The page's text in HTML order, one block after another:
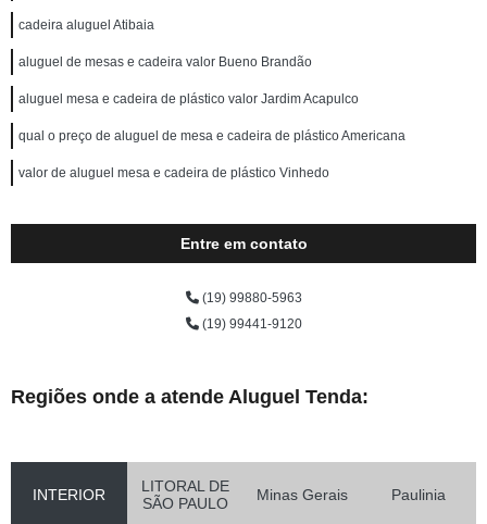
cadeira aluguel Atibaia
aluguel de mesas e cadeira valor Bueno Brandão
aluguel mesa e cadeira de plástico valor Jardim Acapulco
qual o preço de aluguel de mesa e cadeira de plástico Americana
valor de aluguel mesa e cadeira de plástico Vinhedo
Entre em contato
(19) 99880-5963
(19) 99441-9120
Regiões onde a atende Aluguel Tenda:
INTERIOR
LITORAL DE
SÃO PAULO
Minas Gerais Paulinia